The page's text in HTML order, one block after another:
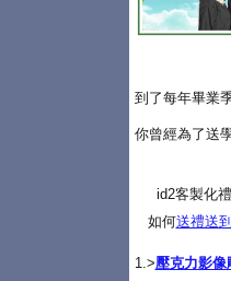
到了每年畢業
你曾經為了送
id2客製化禮
如何送禮送
1.>壓克力影像